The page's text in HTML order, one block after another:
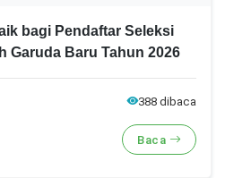
bagi Pendaftar Seleksi
Garuda Baru Tahun 2026
388 dibaca
Baca